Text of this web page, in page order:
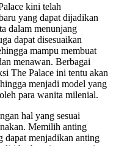
kini telah
yang dapat dijadikan
dalam menunjang
dapat disesuaikan
mampu membuat
menawan. Berbagai
The Palace ini tentu akan
menjadi model yang
para wanita milenial.
hal yang sesuai
Memilih anting
dapat menjadikan anting